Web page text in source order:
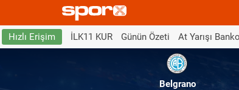
Hızlı Erişim İLK11 KUR Günün Özeti At Yarışı
Belgrano